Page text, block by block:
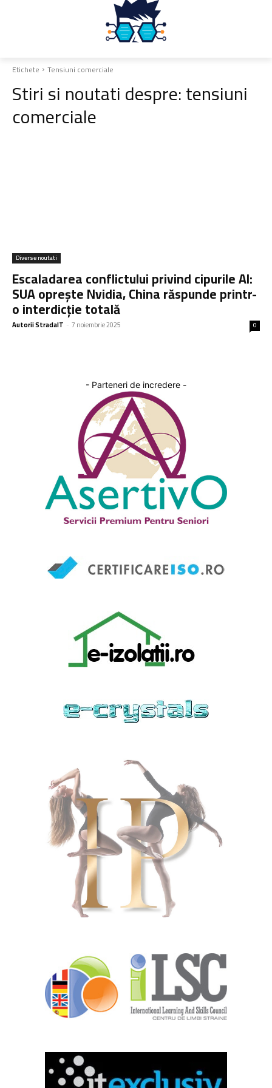
Etichete Tensiuni comerciale
Stiri si noutati despre:tensiuni
comerciale
Diverse noutati
Escaladarea conflictului privind cipurile AI:
SUA oprește Nvidia, China răspunde printr-
o interdicție totală
Autorii StradaIT - 7 noiembrie 2025 0
- Parteneri de incredere -